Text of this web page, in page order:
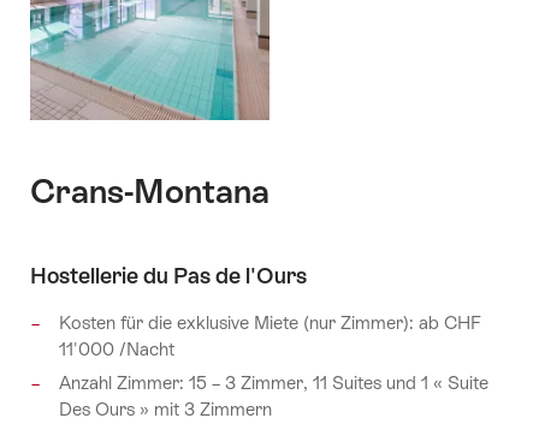
Crans-Montana
Hostellerie du Pas de l'Ours
Kosten für die exklusive Miete (nur Zimmer): ab CHF
11'000 /Nacht
Anzahl Zimmer: 15 – 3 Zimmer, 11 Suites und 1 « Suite
Des Ours » mit 3 Zimmern